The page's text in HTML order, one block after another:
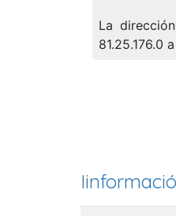
La
81.25.176.0